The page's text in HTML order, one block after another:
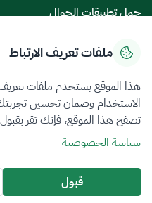
حمل تطبيقات الجوال
سياسة الخصوصيةشروط الاستخدام
جميع الحقوق محفوظة 2026 © ZATCA.GOV.SA
تم تطويره وصيانته بواسطة هيئة الزكاة
آخر تحديث للموقع في
ملفات تعريف الارتباط
هذا الموقع يستخدم ملفات تعريف
الاستخدام وضمان تحسين تجربتك
تصفح هذا الموقع، فإنك تقر
سياسة الخصوصية
قبول